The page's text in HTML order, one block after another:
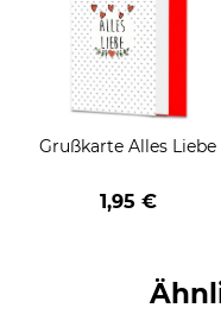
Grußkarte Alles Liebe
1,95 €